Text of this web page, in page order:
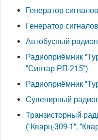
Генератор
Генератор
Автобусный
Радиоприёмник
"Синтар РП-215")
Радиоприёмник
Сувенирный
Транзисторный
("Кварц-309-1",